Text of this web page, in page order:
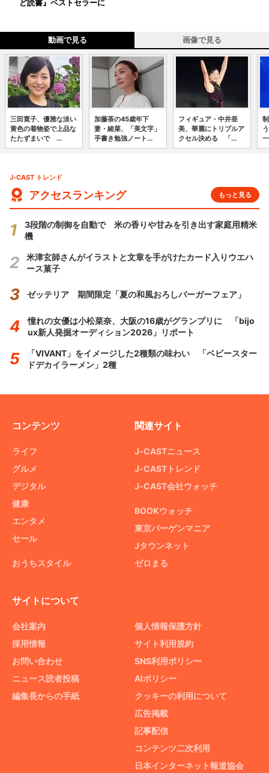
ど読書』ベストセラーに
動画で見る 画像で見る
三田寛子、優雅な淡い
黄色の着物姿で上品な
たたずまいで ...
加藤茶の45歳年下
妻・綾菜、「美文字」
手書き勉強ノート...
フィギュア・中井亜
美、華麗にトリプルア
クセル決める 「...
J-CAST トレンド
アクセスランキング もっと見る
3段階の制御を自動で 米の香りや甘みを引き出す家庭用精米
機
米津玄師さんがイラストと文章を手がけたカード入りウエハ
ース菓子
ゼッテリア 期間限定「夏の和風おろしバーガーフェア」
憧れの女優は小松菜奈、大阪の16歳がグランプリに 「bijo
ux新人発掘オーディション2026」リポート
「VIVANT」をイメージした2種類の味わい 「ベビースター
ドデカイラーメン」2種
コンテンツ
ライフ
グルメ
デジタル
健康
エンタメ
セール
おうちスタイル
関連サイト
J-CASTニュース
J-CASTトレンド
J-CAST会社ウォッチ
BOOKウォッチ
東京バーゲンマニア
Jタウンネット
ゼロまる
サイトについて
会社案内
採用情報
お問い合わせ
ニュース読者投稿
編集長からの手紙
個人情報保護方針
サイト利用規約
SNS利用ポリシー
AIポリシー
クッキーの利用について
広告掲載
記事配信
コンテンツ二次利用
日本インターネット報道協会